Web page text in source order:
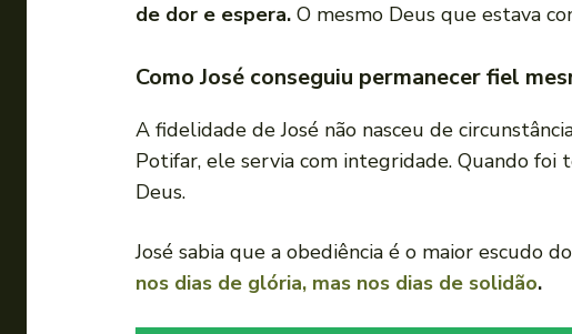
de dor e espera. O mesmo Deus que estava
Como José conseguiu permanecer fiel
A fidelidade de José não nasceu de
Potifar, ele servia com integridade. Quando
Deus.
José sabia que a obediência é o maior escudo
nos dias de glória, mas nos dias de solidão.